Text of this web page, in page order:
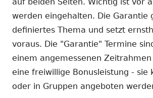
werden eingehalten. Die Garantie
definiertes Thema und setzt
voraus. Die "Garantie" Termine
einem angemessenen
eine freiwillige Bonusleistung - sie
oder in Gruppen angeboten